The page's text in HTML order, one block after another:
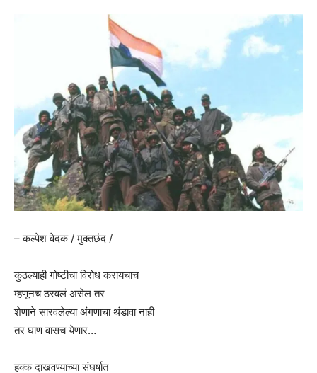
– कल्पेश वेदक / मुक्तछंद /
कुठल्याही गोष्टीचा विरोध करायचाच
म्हणूनच ठरवलं असेल तर
शेणाने सारवलेल्या अंगणाचा थंडावा नाही
तर घाण वासच येणार…
हक्क दाखवण्याच्या संघर्षात